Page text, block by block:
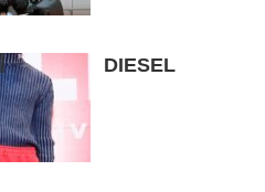
DIESEL